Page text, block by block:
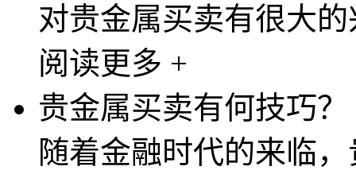
对贵金属买卖有很大
阅读更多 +
贵金属买卖有何技巧？
随着金融时代的来临